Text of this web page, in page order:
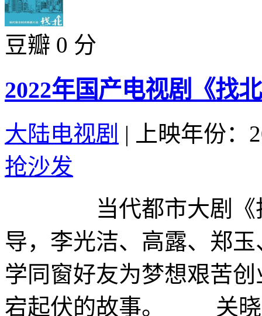
豆瓣 0 分
2022年国产电视剧《找
大陆电视剧 |
上映年份：
抢沙发
当代都市大剧《找
导，李光洁、高露、郑
学同窗好友为梦想艰苦
宕起伏的故事。 关晓